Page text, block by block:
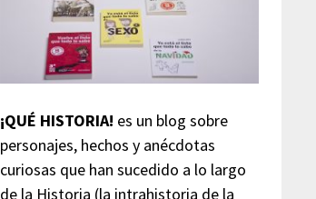
¡QUÉ HISTORIA! es un blog sobre
personajes, hechos y anécdotas
curiosas que han sucedido a lo largo
de la Historia (la intrahistoria de la